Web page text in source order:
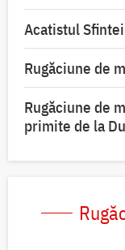
Acatistul
Rugăciune de
Rugăciune de
primite de la